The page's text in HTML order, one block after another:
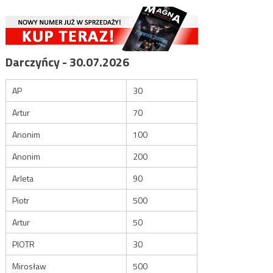
Darczyńcy - 30.07.2026
AP
30
Artur
70
Anonim
100
Anonim
200
Arleta
90
Piotr
500
Artur
50
PIOTR
30
Mirosław
500